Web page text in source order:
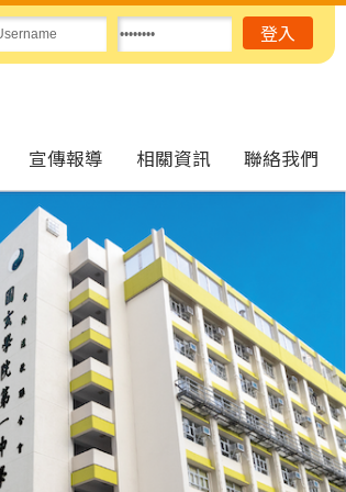
宣傳報導 相關資訊 聯絡我們